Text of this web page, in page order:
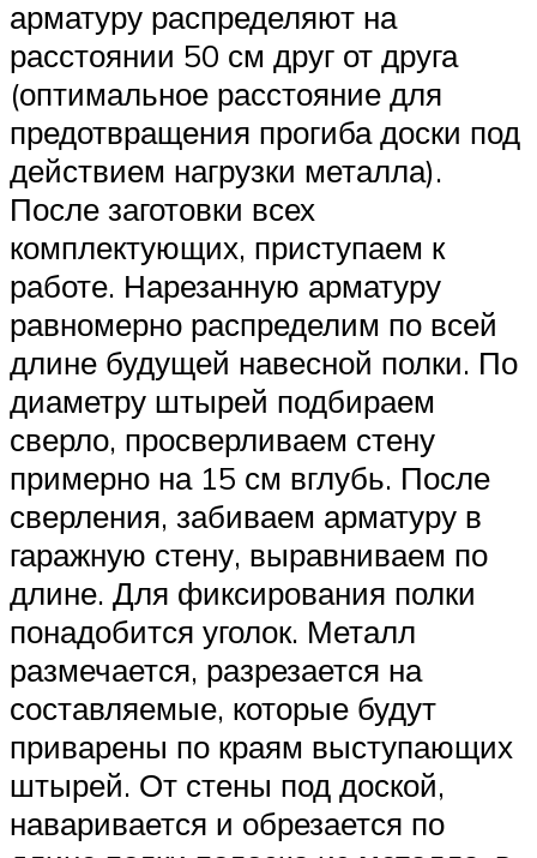
арматуру распределяют на
расстоянии 50 см друг от друга
(оптимальное расстояние для
предотвращения прогиба доски под
действием нагрузки металла).
После заготовки всех
комплектующих, приступаем к
работе. Нарезанную арматуру
равномерно распределим по всей
длине будущей навесной полки. По
диаметру штырей подбираем
сверло, просверливаем стену
примерно на 15 см вглубь. После
сверления, забиваем арматуру в
гаражную стену, выравниваем по
длине. Для фиксирования полки
понадобится уголок. Металл
размечается, разрезается на
составляемые, которые будут
приварены по краям выступающих
штырей. От стены под доской,
наваривается и обрезается по